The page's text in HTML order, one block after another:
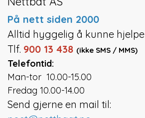
På nett siden 2000
Alltid hyggelig å kunne hjelpe
Tlf. 900 13 438 (ikke SMS / MMS)
Telefontid:
Man-tor 10.00-15.00
Fredag 10.00-14.00
Send gjerne en mail til: